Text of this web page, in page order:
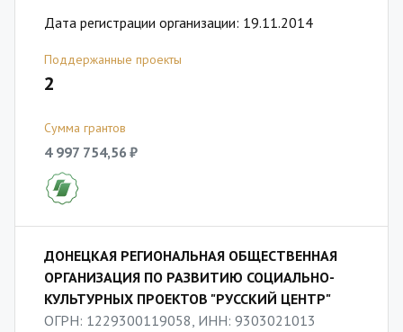
Дата регистрации организации: 19.11.2014
Поддержанные проекты
2
Сумма грантов
4 997 754,56 ₽
ДОНЕЦКАЯ РЕГИОНАЛЬНАЯ ОБЩЕСТВЕННАЯ
ОРГАНИЗАЦИЯ ПО РАЗВИТИЮ СОЦИАЛЬНО-
КУЛЬТУРНЫХ ПРОЕКТОВ "РУССКИЙ ЦЕНТР"
ОГРН: 1229300119058, ИНН: 9303021013